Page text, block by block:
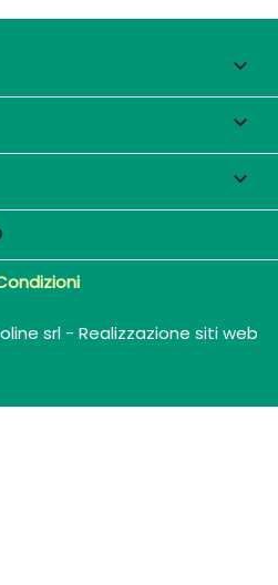



srl - Realizzazione siti web